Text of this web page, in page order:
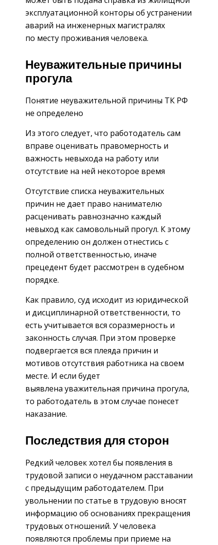
эксплуатационной конторы об устранении
аварий на инженерных магистралях
по месту проживания человека.
Неуважительные причины
прогула
Понятие неуважительной причины ТК РФ
не определено
Из этого следует, что работодатель сам
вправе оценивать правомерность и
важность невыхода на работу или
отсутствие на ней некоторое время
Отсутствие списка неуважительных
причин не дает право нанимателю
расценивать равнозначно каждый
невыход как самовольный прогул. К этому
определению он должен отнестись с
полной ответственностью, иначе
прецедент будет рассмотрен в судебном
порядке.
Как правило, суд исходит из юридической
и дисциплинарной ответственности, то
есть учитывается вся соразмерность и
законность случая. При этом проверке
подвергается вся плеяда причин и
мотивов отсутствия работника на своем
месте. И если будет
выявлена уважительная причина прогула,
то работодатель в этом случае понесет
наказание.
Последствия для сторон
Редкий человек хотел бы появления в
трудовой записи о неудачном расставании
с предыдущим работодателем. При
увольнении по статье в трудовую вносят
информацию об основаниях прекращения
трудовых отношений. У человека
появляются проблемы при приеме на